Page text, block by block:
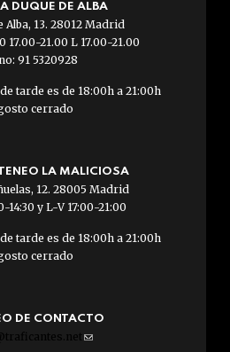
DUQUE DE ALBA
Alba, 13. 28012 Madrid
17.00-21.00 L 17.00-21.00
91 5320928
tarde es de 18:00h a 21:00h
cerrado
LA MALICIOSA
12. 28005 Madrid
14:30 y L-V 17:00-21:00
tarde es de 18:00h a 21:00h
cerrado
DE CONTACTO
(link